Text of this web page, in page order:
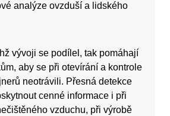
analýze ovzduší a lidského
vývoji se podílel, tak pomáhají
aby se při otevírání a kontrole
neotrávili. Přesná detekce
cenné informace i při
vzduchu, při výrobě